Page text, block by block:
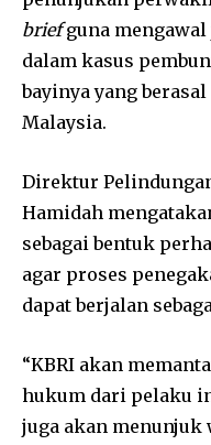
briefguna
dalam kasus
bayinya yang
Malaysia.
Direktur
Hamidah
sebagai bentuk
agar proses
dapat berjalan
“KBRI akan
hukum dari pelaku
juga akan